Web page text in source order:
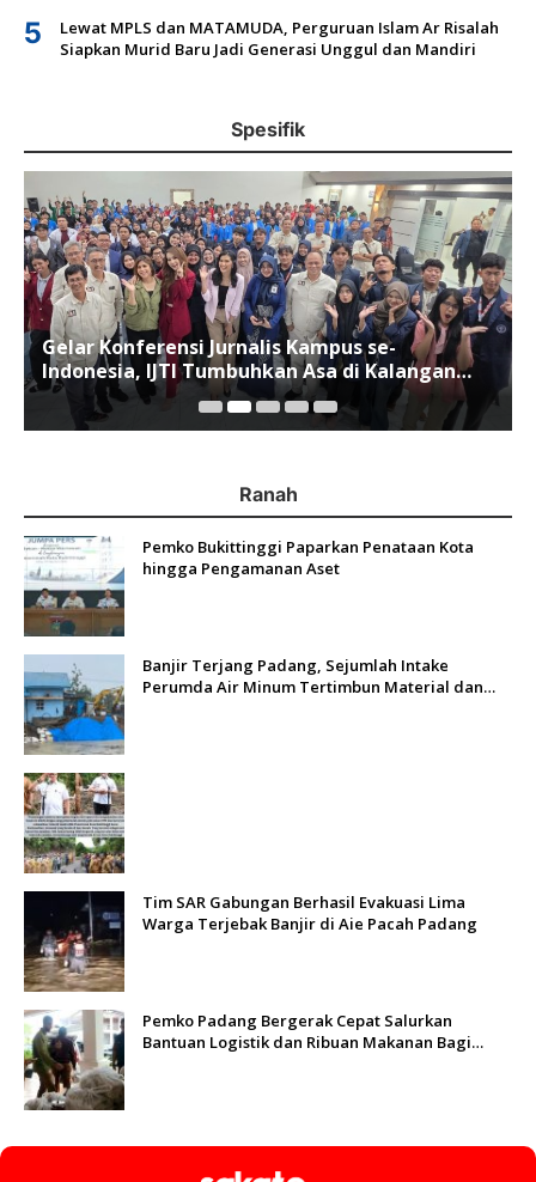
5
Lewat MPLS dan MATAMUDA, Perguruan Islam Ar Risalah
Siapkan Murid Baru Jadi Generasi Unggul dan Mandiri
Spesifik
Gelar Konferensi Jurnalis Kampus se-
Indonesia, IJTI Tumbuhkan Asa di Kalangan
Jurnalis Muda di Era Disruspi Digital
Ranah
Pemko Bukittinggi Paparkan Penataan Kota
hingga Pengamanan Aset
Banjir Terjang Padang, Sejumlah Intake
Perumda Air Minum Tertimbun Material dan
Tim SAR Gabungan Berhasil Evakuasi Lima
Warga Terjebak Banjir di Aie Pacah Padang
Pemko Padang Bergerak Cepat Salurkan
Bantuan Logistik dan Ribuan Makanan Bagi